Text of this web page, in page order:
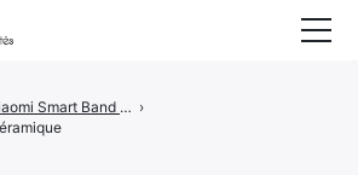
Xiaomi Smart Band 9 bénéficie de quelques améliorations ! ›